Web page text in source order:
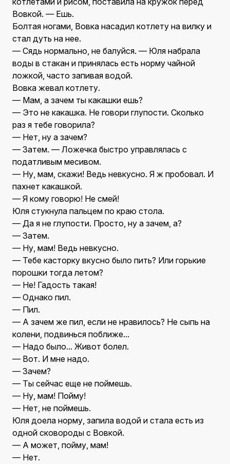
Вовкой. — Ешь.
Болтая ногами, Вовка насадил котлету на вилку и
стал дуть на нее.
— Сядь нормально, не балуйся. — Юля набрала
воды в стакан и принялась есть норму чайной
ложкой, часто запивая водой.
Вовка жевал котлету.
— Мам, а зачем ты какашки ешь?
— Это не какашка. Не говори глупости. Сколько
раз я тебе говорила?
— Нет, ну а зачем?
— Затем. — Ложечка быстро управлялась с
податливым месивом.
— Ну, мам, скажи! Ведь невкусно. Я ж пробовал. И
пахнет какашкой.
— Я кому говорю! Не смей!
Юля стукнула пальцем по краю стола.
— Да я не глупости. Просто, ну а зачем, а?
— Затем.
— Ну, мам! Ведь невкусно.
— Тебе касторку вкусно было пить? Или горькие
порошки тогда летом?
— Не! Гадость такая!
— Однако пил.
— Пил.
— А зачем же пил, если не нравилось? Не сыпь на
колени, подвинься поближе...
— Надо было... Живот болел.
— Вот. И мне надо.
— Зачем?
— Ты сейчас еще не поймешь.
— Ну, мам! Пойму!
— Нет, не поймешь.
Юля доела норму, запила водой и стала есть из
одной сковороды с Вовкой.
— А может, пойму, мам!
— Нет.